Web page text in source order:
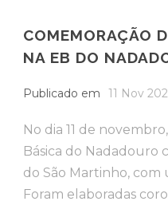
COMEMORAÇÃO
NA EB DO
Publicado em 11 Nov
No dia 11 de
Básica do Nadadouro
do São Martinho, com
Foram elaboradas